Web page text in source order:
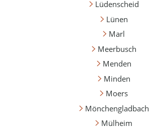
Lüdenscheid
Lünen
Marl
Meerbusch
Menden
Minden
Moers
Mönchengladbach
Mülheim